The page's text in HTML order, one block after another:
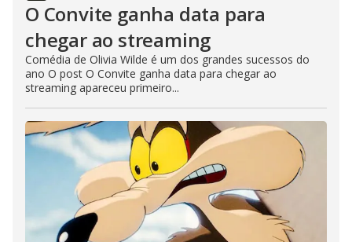
O Convite ganha data para
chegar ao streaming
Comédia de Olivia Wilde é um dos grandes sucessos do
ano O post O Convite ganha data para chegar ao
streaming apareceu primeiro...